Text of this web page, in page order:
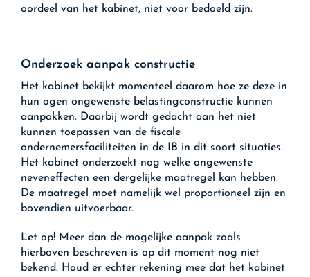
oordeel van het kabinet, niet voor bedoeld zijn.
Onderzoek aanpak constructie
Het kabinet bekijkt momenteel daarom hoe ze deze in
hun ogen ongewenste belastingconstructie kunnen
aanpakken. Daarbij wordt gedacht aan het niet
kunnen toepassen van de fiscale
ondernemersfaciliteiten in de IB in dit soort situaties.
Het kabinet onderzoekt nog welke ongewenste
neveneffecten een dergelijke maatregel kan hebben.
De maatregel moet namelijk wel proportioneel zijn en
bovendien uitvoerbaar.
Let op! Meer dan de mogelijke aanpak zoals
hierboven beschreven is op dit moment nog niet
bekend. Houd er echter rekening mee dat het kabinet